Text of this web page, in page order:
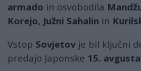
armado in osvobodila
Korejo, Južni Sahalin in
Vstop Sovjetov je bil ključni
predajo Japonske 15.